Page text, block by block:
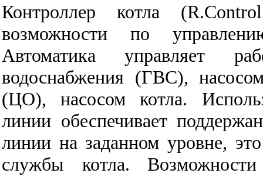
Контроллер котла
возможности по
Автоматика управляет
водоснабжения (ГВС),
(ЦО), насосом котла.
линии обеспечивает
линии на заданном уровне,
службы котла. Возможности